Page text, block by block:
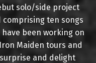
solo/side project
comprising ten songs
been working on
Maiden tours and
and delight